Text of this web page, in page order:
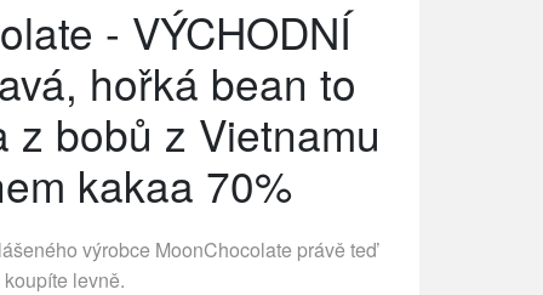
- VÝCHODNÍ
hořká bean to
z bobů z Vietnamu
kakaa 70%
výrobce MoonChocolate právě teď
koupíte levně.